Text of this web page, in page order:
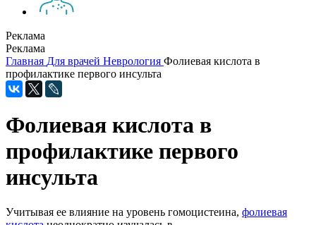
Реклама
Реклама
Главная Для врачей Неврология Фолиевая кислота в
профилактике первого инсульта
Фолиевая кислота в
профилактике первого
инсульта
Учитывая ее влияние на уровень гомоцистеина, фолиевая